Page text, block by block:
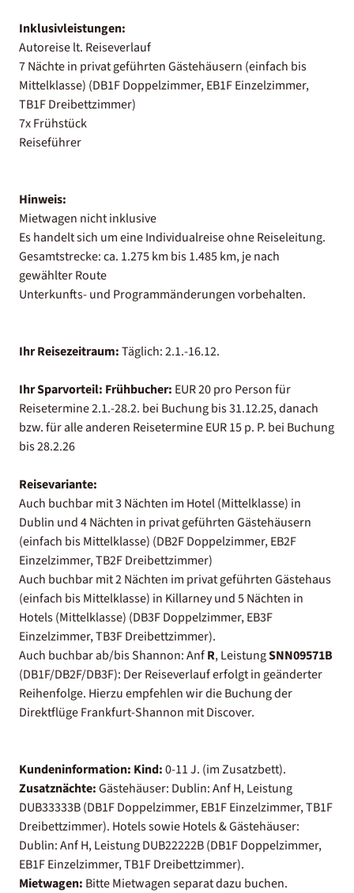
Inklusivleistungen:
Autoreise lt. Reiseverlauf
7 Nächte in privat geführten Gästehäusern (einfach bis
Mittelklasse) (DB1F Doppelzimmer, EB1F Einzelzimmer,
TB1F Dreibettzimmer)
7x Frühstück
Reiseführer
Hinweis:
Mietwagen nicht inklusive
Es handelt sich um eine Individualreise ohne Reiseleitung.
Gesamtstrecke: ca. 1.275 km bis 1.485 km, je nach
gewählter Route
Unterkunfts- und Programmänderungen vorbehalten.
Ihr Reisezeitraum:Täglich: 2.1.-16.12.
Ihr Sparvorteil: Frühbucher: EUR 20 pro Person für
Reisetermine 2.1.-28.2. bei Buchung bis 31.12.25, danach
bzw. für alle anderen Reisetermine EUR 15 p. P. bei Buchung
bis 28.2.26
Reisevariante:
Auch buchbar mit 3 Nächten im Hotel (Mittelklasse) in
Dublin und 4 Nächten in privat geführten Gästehäusern
(einfach bis Mittelklasse) (DB2F Doppelzimmer, EB2F
Einzelzimmer, TB2F Dreibettzimmer)
Auch buchbar mit 2 Nächten im privat geführten Gästehaus
(einfach bis Mittelklasse) in Killarney und 5 Nächten in
Hotels (Mittelklasse) (DB3F Doppelzimmer, EB3F
Einzelzimmer, TB3F Dreibettzimmer).
Auch buchbar ab/bis Shannon: AnfR, LeistungSNN09571B
(DB1F/DB2F/DB3F): Der Reiseverlauf erfolgt in geänderter
Reihenfolge. Hierzu empfehlen wir die Buchung der
Direktflüge Frankfurt-Shannon mit Discover.
Kundeninformation: Kind:0-11 J. (im Zusatzbett).
Zusatznächte:Gästehäuser: Dublin: Anf H, Leistung
DUB33333B (DB1F Doppelzimmer, EB1F Einzelzimmer, TB1F
Dreibettzimmer). Hotels sowie Hotels & Gästehäuser:
Dublin: Anf H, Leistung DUB22222B (DB1F Doppelzimmer,
EB1F Einzelzimmer, TB1F Dreibettzimmer).
Mietwagen: Bitte Mietwagen separat dazu buchen.